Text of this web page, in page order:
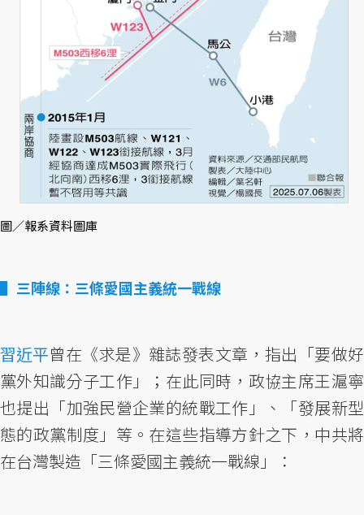
圖／報系資料圖庫
三陣線：三條愛國主義統一戰線
習近平曾在《求是》雜誌發表文章，指出「要做好
黨外知識分子工作」；在此同時，政協主席王滬寧
也提出「加強民營企業的統戰工作」、「發展新型
態的政黨制度」等。在這些指導方針之下，中共將
在台灣製造「三條愛國主義統一戰線」：